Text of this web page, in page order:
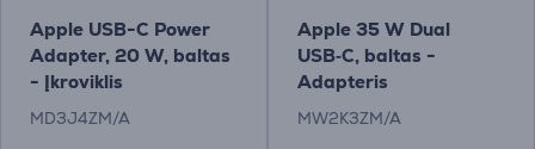
Apple USB-C Power
Adapter, 20 W, baltas
- Įkroviklis
MD3J4ZM/A
Apple 35 W Dual
USB‑C, baltas -
Adapteris
MW2K3ZM/A